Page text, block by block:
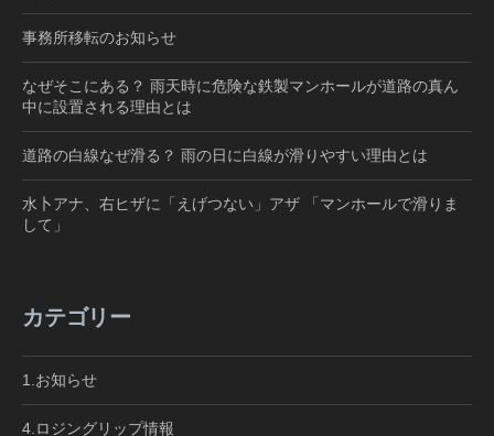
事務所移転のお知らせ
なぜそこにある？ 雨天時に危険な鉄製マンホールが道路の真ん
中に設置される理由とは
道路の白線なぜ滑る？ 雨の日に白線が滑りやすい理由とは
水卜アナ、右ヒザに「えげつない」アザ 「マンホールで滑りま
して」
カテゴリー
1.お知らせ
4.ロジングリップ情報